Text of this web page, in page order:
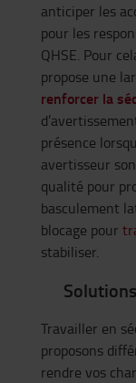
anticiper les
pour les
QHSE. Pour
propose une
renforcer la
présence
avertisseur
qualité pour
basculement
blocage pour
stabiliser.
Travailler en
proposons
rendre vos